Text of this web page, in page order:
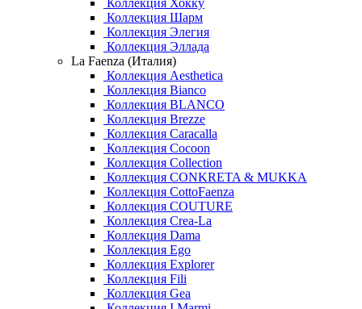
Коллекция Хокку
Коллекция Шарм
Коллекция Элегия
Коллекция Эллада
La Faenza (Италия)
Коллекция Aesthetica
Коллекция Bianco
Коллекция BLANCO
Коллекция Brezze
Коллекция Caracalla
Коллекция Cocoon
Коллекция Collection
Коллекция CONKRETA & MUKKA
Коллекция CottoFaenza
Коллекция COUTURE
Коллекция Crea-La
Коллекция Dama
Коллекция Ego
Коллекция Explorer
Коллекция Fili
Коллекция Gea